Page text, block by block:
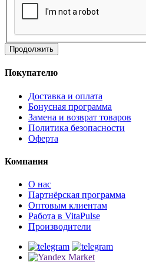
Продолжить
Покупателю
Доставка и оплата
Бонусная программа
Замена и возврат товаров
Политика безопасности
Оферта
Компания
О нас
Партнёрская программа
Оптовым клиентам
Работа в VitaPulse
Производители